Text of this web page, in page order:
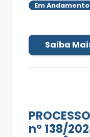
Em Andamento
Saiba
nº 138/